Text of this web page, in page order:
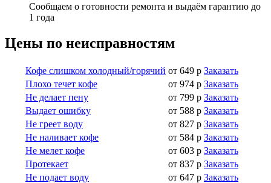
Сообщаем о готовности ремонта и выдаём гарантию до
1 года
Цены по неисправностям
Кофе слишком холодный/горячий от 649 р Заказать
Плохо течет кофе
от 974 р Заказать
Не делает пену
от 799 р Заказать
Выдает ошибку
от 588 р Заказать
Не греет воду
от 827 р Заказать
Не наливает кофе
от 584 р Заказать
Не мелет кофе
от 603 р Заказать
Протекает
от 837 р Заказать
Не подает воду
от 647 р Заказать